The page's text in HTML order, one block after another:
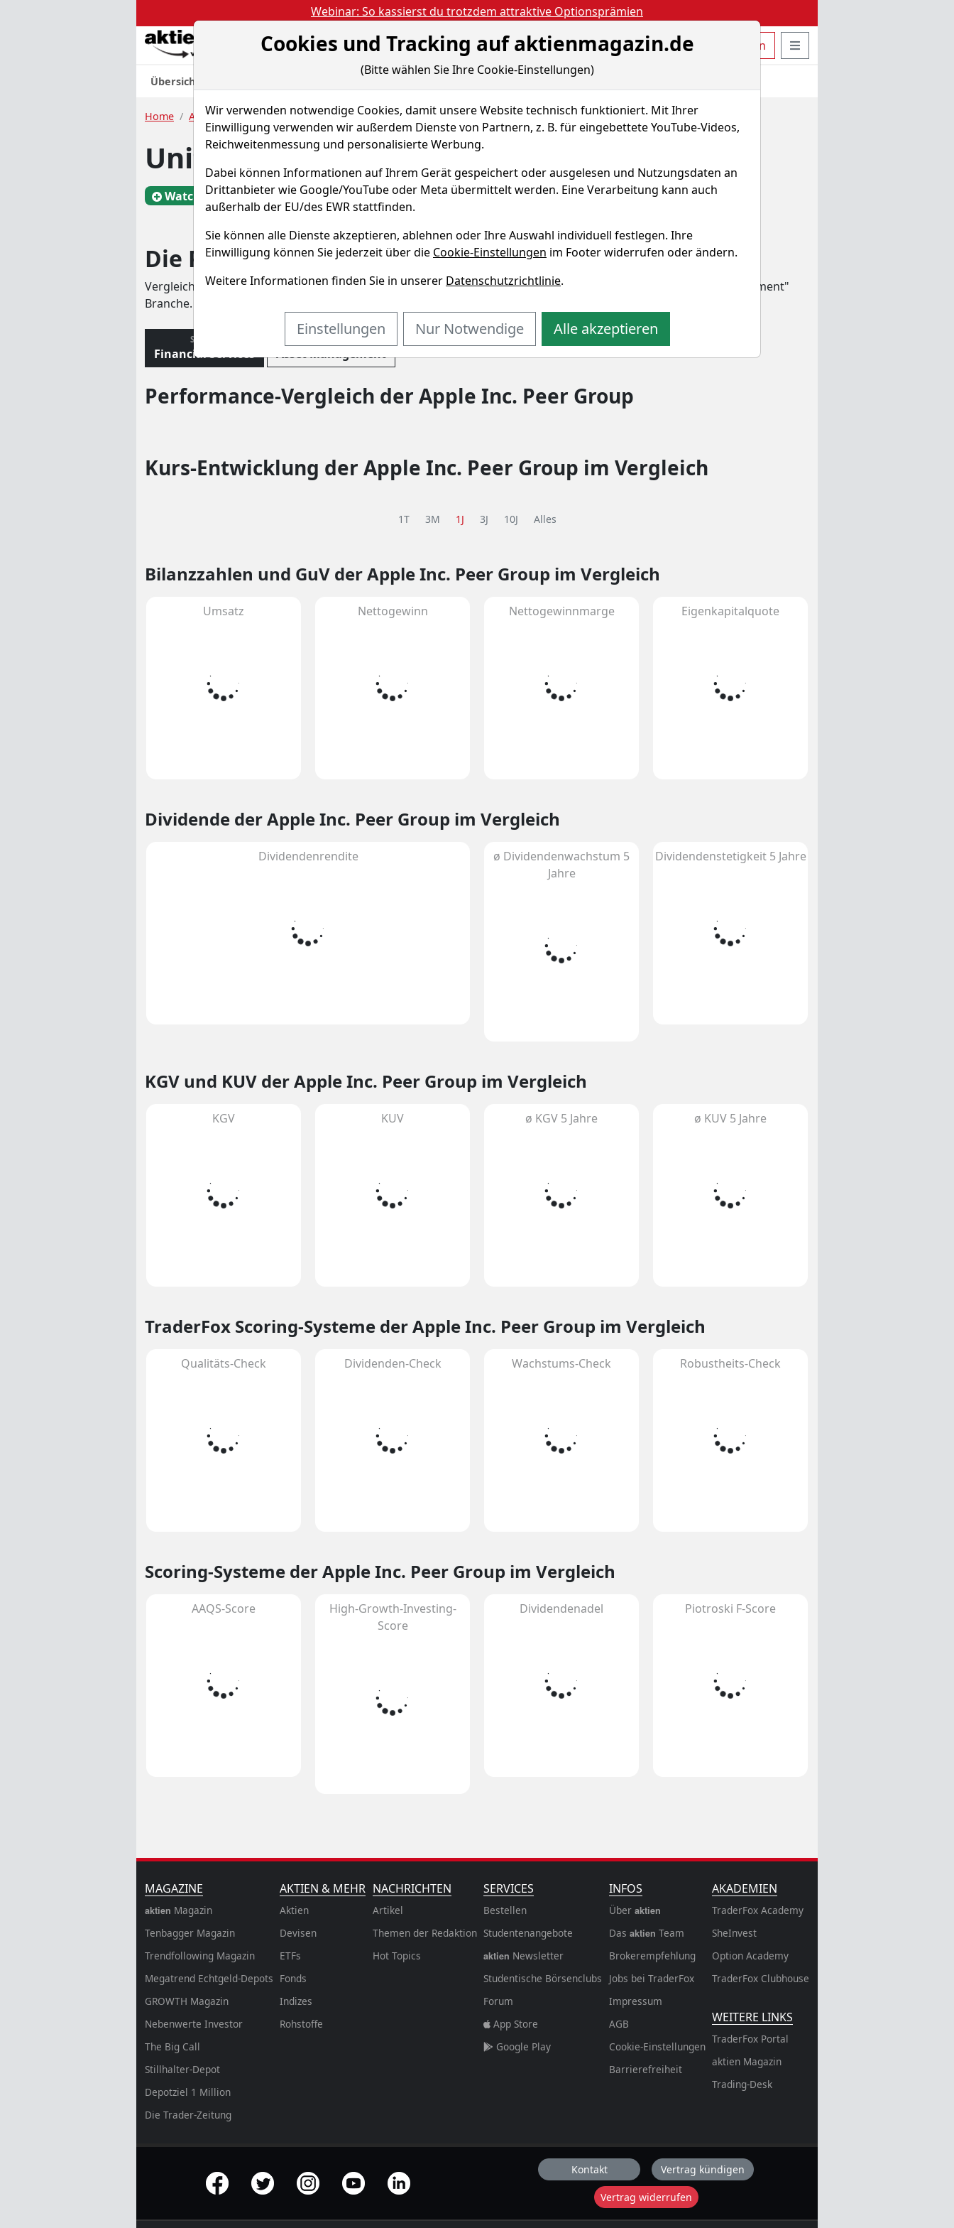
Webinar: So kassierst du trotzdem attraktive Optionsprämien
Aktien Nachrichten Magazine Aktien- und Artikelsuche öffnen
Gratis Account Bestellen Login Seitennavigation öffnen
Übersicht
Home Aktien United Eco Solutions AG Peer-Group Vergleiche
United Eco Solutions Aktie
Watchlist ICP WKN A1R1C8
Die Peer Group von United Eco Solutions im Vergleich
Vergleichen Sie Fundamentaldaten von Unternehmen aus dem "Financial Services" Sektor und der "Asset Management"
Branche.
SEKTOR
Financial Services Asset Management
Performance-Vergleich der Apple Inc. Peer Group
Kurs-Entwicklung der Apple Inc. Peer Group im Vergleich
1T 3M 1J 3J 10J Alles
Bilanzzahlen und GuV der Apple Inc. Peer Group im Vergleich
Umsatz Nettogewinn Nettogewinnmarge Eigenkapitalquote
Dividende der Apple Inc. Peer Group im Vergleich
Dividendenrendite
ø Dividendenwachstum 5
Jahre
Dividendenstetigkeit 5 Jahre
KGV und KUV der Apple Inc. Peer Group im Vergleich
KGV KUV ø KGV 5 Jahre ø KUV 5 Jahre
TraderFox Scoring-Systeme der Apple Inc. Peer Group im Vergleich
Qualitäts-Check Dividenden-Check Wachstums-Check Robustheits-Check
Scoring-Systeme der Apple Inc. Peer Group im Vergleich
AAQS-Score
High-Growth-Investing-
Score
Dividendenadel Piotroski F-Score
MAGAZINE
aktien Magazin
Tenbagger Magazin
Trendfollowing Magazin
Megatrend Echtgeld-Depots
GROWTH Magazin
Nebenwerte Investor
The Big Call
Stillhalter-Depot
Depotziel 1 Million
Die Trader-Zeitung
AKTIEN & MEHR
Aktien
Devisen
ETFs
Fonds
Indizes
Rohstoffe
NACHRICHTEN
Artikel
Themen der Redaktion
Hot Topics
SERVICES
Bestellen
Studentenangebote
aktien Newsletter
Studentische Börsenclubs
Forum
App Store
Google Play
INFOS
Über aktien
Das aktien Team
Brokerempfehlung
Jobs bei TraderFox
Impressum
AGB
Cookie-Einstellungen
Barrierefreiheit
AKADEMIEN
TraderFox Academy
SheInvest
Option Academy
TraderFox Clubhouse
WEITERE LINKS
TraderFox Portal
aktien Magazin
Trading-Desk
offizielle Social Media-Accounts Kontakt Vertrag kündigen
Vertrag widerrufen
Cookies und Tracking auf aktienmagazin.de
(Bitte wählen Sie Ihre Cookie-Einstellungen)
Wir verwenden notwendige Cookies, damit unsere Website technisch funktioniert. Mit Ihrer
Einwilligung verwenden wir außerdem Dienste von Partnern, z. B. für eingebettete YouTube-Videos,
Reichweitenmessung und personalisierte Werbung.
Dabei können Informationen auf Ihrem Gerät gespeichert oder ausgelesen und Nutzungsdaten an
Drittanbieter wie Google/YouTube oder Meta übermittelt werden. Eine Verarbeitung kann auch
außerhalb der EU/des EWR stattfinden.
Sie können alle Dienste akzeptieren, ablehnen oder Ihre Auswahl individuell festlegen. Ihre
Einwilligung können Sie jederzeit über die Cookie-Einstellungen im Footer widerrufen oder ändern.
Weitere Informationen finden Sie in unserer Datenschutzrichtlinie.
Einstellungen Nur Notwendige Alle akzeptieren